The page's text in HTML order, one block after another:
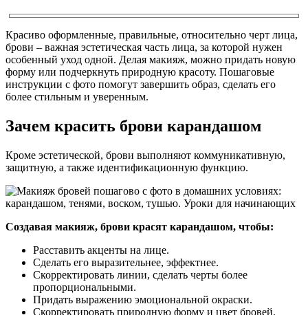
Красиво оформленные, правильные, относительно черт лица,
брови – важная эстетическая часть лица, за которой нужен
особенный уход одной. Делая макияж, можно придать новую
форму или подчеркнуть природную красоту. Пошаговые
инструкции с фото помогут завершить образ, сделать его
более стильным и уверенным.
Зачем красить брови карандашом
Кроме эстетической, брови выполняют коммуникативную,
защитную, а также идентификационную функцию.
Создавая макияж, брови красят карандашом, чтобы:
Расставить акценты на лице.
Сделать его выразительнее, эффектнее.
Скорректировать линии, сделать черты более
пропорциональными.
Придать выражению эмоциональной окраски.
Скорректировать природную форму и цвет бровей.